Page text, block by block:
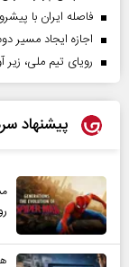
فاصله ایران با
اجازه ایجاد مسیر
رویای تیم ملی،
پیشنهاد